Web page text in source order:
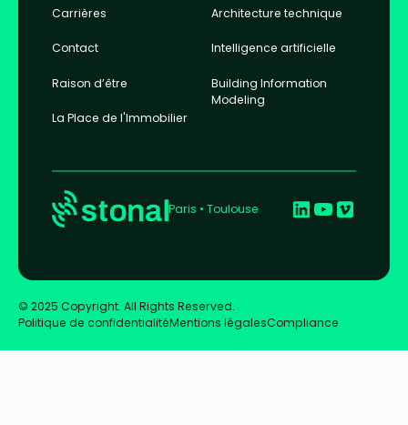
Carrières
Contact
Raison d’être
La Place de l'Immobilier
Architecture technique
Intelligence artificielle
Building Information
Modeling
Paris • Toulouse
© 2025 Copyright. All Rights Reserved.
Politique de confidentialitéMentions légalesCompliance